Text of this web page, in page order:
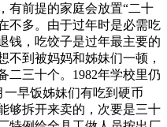
有前提的家庭会放置“二十
不多。由于过年时是必需吃
钱，吃饺子是过年最主要的
不到被妈妈和姊妹们一顿，
二三十个。1982年学校里仍
早饭姊妹们有吃到硬币
够拆开来卖的，次要是三十